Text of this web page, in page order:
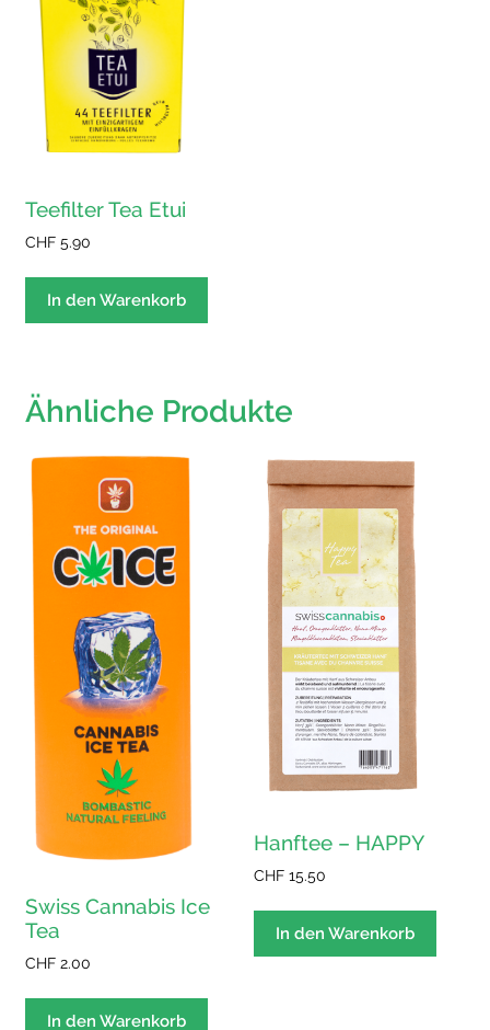
Teefilter Tea Etui
CHF 5.90
In den Warenkorb
Ähnliche Produkte
Swiss Cannabis Ice
Tea
CHF 2.00
In den Warenkorb
Hanftee – HAPPY
CHF 15.50
In den Warenkorb